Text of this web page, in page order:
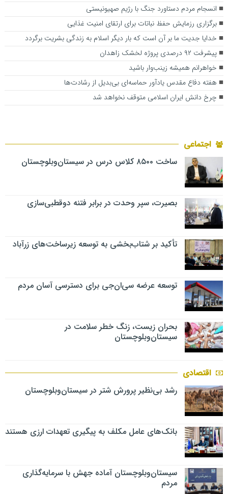
انسجام مردم دستاورد جنگ با رژیم صهیونیستی
برگزاری رزمایش حفظ نباتات برای ارتقای امنیت غذایی
خدایا جدیت ما بر آن است که بار دیگر اسلام به زندگی بشریت برگردد
پیشرفت ۹۲ درصدی پروژه لخشک زاهدان
خواهرانم همیشه زینب‌وار باشید
هفته دفاع مقدس یادآور حماسه‌ای بی‌بدیل از رشادت‌ها
چرخ دانش ایران اسلامی متوقف نخواهد شد
اجتماعی
ساخت ۸۵۰۰ کلاس درس در سیستان‌وبلوچستان
بصیرت، سپر وحدت در برابر فتنه دوقطبی‌سازی
تأکید بر شتاب‌بخشی به توسعه زیرساخت‌های زرآباد
توسعه عرضه سی‌ان‌جی برای دسترسی آسان مردم
بحران زیست، زنگ خطر سلامت در
سیستان‌وبلوچستان
اقتصادی
رشد بی‌نظیر پرورش شتر در سیستان‌وبلوچستان
بانک‌های عامل مکلف به پیگیری تعهدات ارزی هستند
سیستان‌وبلوچستان آماده جهش با سرمایه‌گذاری
مردم